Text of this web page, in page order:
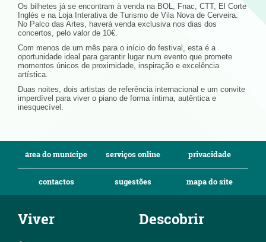
Os bilhetes já se encontram à venda na BOL, Fnac, CTT, El Corte
Inglés e na Loja Interativa de Turismo de Vila Nova de Cerveira.
No Palco das Artes, haverá venda exclusiva nos dias dos
concertos, pelo valor de 10€.
Com menos de um mês para o início do festival, esta é a
oportunidade ideal para garantir lugar num evento que promete
momentos únicos de proximidade, inspiração e excelência
artística.
Duas noites, dois artistas de referência internacional e um convite
imperdível para viver o piano de forma íntima, autêntica e
inesquecível.
área do munícipe serviços online privacidade
contactos sugestões mapa do site
Viver Descobrir